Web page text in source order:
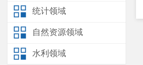
统计领域
自然资源领域
水利领域